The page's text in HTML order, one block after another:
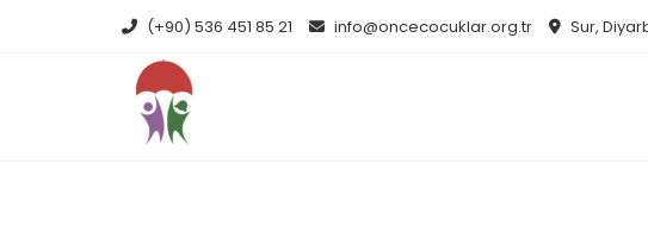
(+90) 536 451 85 21 info@oncecocuklar.org.tr Sur,